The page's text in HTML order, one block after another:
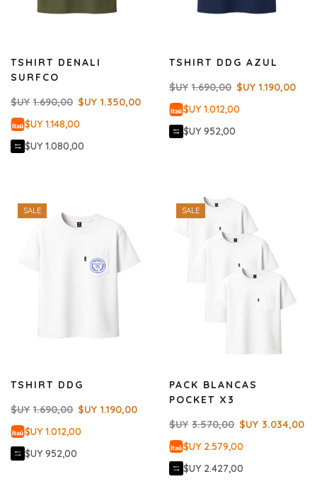
TSHIRT DENALI
SURFCO
$UY 1.690,00 $UY 1.350,00
$UY 1.148,00
$UY 1.080,00
TSHIRT DDG AZUL
$UY 1.690,00 $UY 1.190,00
$UY 1.012,00
$UY 952,00
SALE
TSHIRT DDG
$UY 1.690,00 $UY 1.190,00
$UY 1.012,00
$UY 952,00
SALE
PACK BLANCAS
POCKET X3
$UY 3.570,00 $UY 3.034,00
$UY 2.579,00
$UY 2.427,00